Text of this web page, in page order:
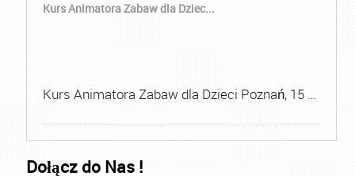
Kurs Animatora Zabaw dla Dziec...
Kurs Animatora Zabaw dla Dzieci Poznań, 15 …
Dołącz do Nas !